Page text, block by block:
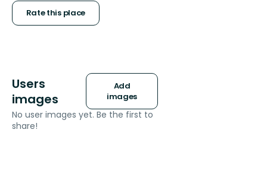
stars
Rate this place
Users
images
Add
images
No user images yet. Be the first to
share!